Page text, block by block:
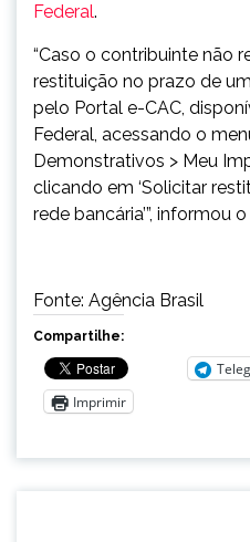
Federal.
“Caso o contribuinte não
restituição no prazo de
pelo Portal e-CAC,
Federal, acessando o
Demonstrativos > Meu
clicando em ‘Solicitar
rede bancária’”, informou
Fonte: Agência Brasil
Compartilhe:
Imprimir